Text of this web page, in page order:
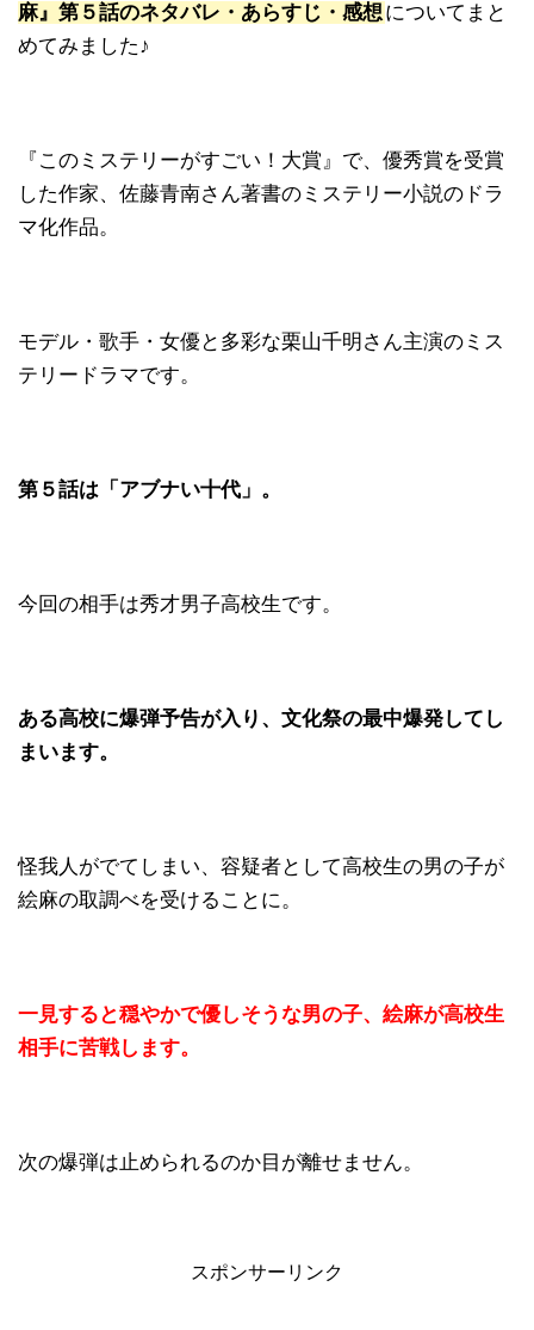
麻』第５話のネタバレ・あらすじ・感想 についてまと
めてみました♪
『このミステリーがすごい！大賞』で、優秀賞を受賞
した作家、佐藤青南さん著書のミステリー小説のドラ
マ化作品。
モデル・歌手・女優と多彩な栗山千明さん主演のミス
テリードラマです。
第５話は「アブナい十代」。
今回の相手は秀才男子高校生です。
ある高校に爆弾予告が入り、文化祭の最中爆発してし
まいます。
怪我人がでてしまい、容疑者として高校生の男の子が
絵麻の取調べを受けることに。
一見すると穏やかで優しそうな男の子、絵麻が高校生
相手に苦戦します。
次の爆弾は止められるのか目が離せません。
スポンサーリンク